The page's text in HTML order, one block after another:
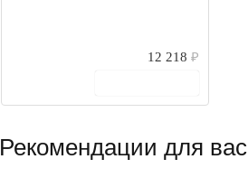
12 218 ₽
Рекомендации для вас